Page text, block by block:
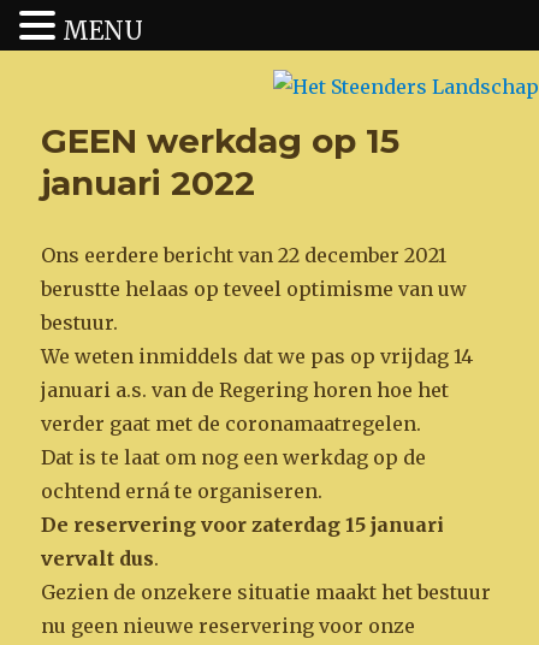
Het Steenders Landschap
GEEN werkdag op 15
januari 2022
Ons eerdere bericht van 22 december 2021
berustte helaas op teveel optimisme van uw
bestuur.
We weten inmiddels dat we pas op vrijdag 14
januari a.s. van de Regering horen hoe het
verder gaat met de coronamaatregelen.
Dat is te laat om nog een werkdag op de
ochtend erná te organiseren.
De reservering voor zaterdag 15 januari
vervalt dus.
Gezien de onzekere situatie maakt het bestuur
nu geen nieuwe reservering voor onze
MENU